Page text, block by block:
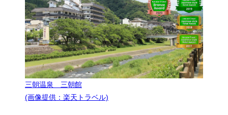
三朝温泉 三朝館
(画像提供：楽天トラベル)